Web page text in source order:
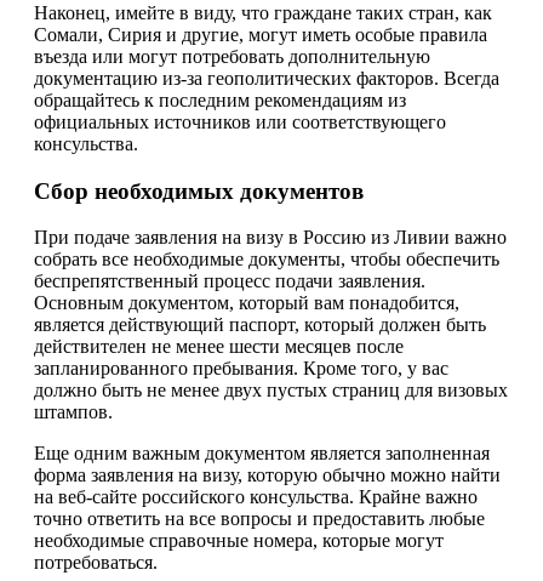
Наконец, имейте в виду, что граждане таких стран, как
Сомали, Сирия и другие, могут иметь особые правила
въезда или могут потребовать дополнительную
документацию из-за геополитических факторов. Всегда
обращайтесь к последним рекомендациям из
официальных источников или соответствующего
консульства.
Сбор необходимых документов
При подаче заявления на визу в Россию из Ливии важно
собрать все необходимые документы, чтобы обеспечить
беспрепятственный процесс подачи заявления.
Основным документом, который вам понадобится,
является действующий паспорт, который должен быть
действителен не менее шести месяцев после
запланированного пребывания. Кроме того, у вас
должно быть не менее двух пустых страниц для визовых
штампов.
Еще одним важным документом является заполненная
форма заявления на визу, которую обычно можно найти
на веб-сайте российского консульства. Крайне важно
точно ответить на все вопросы и предоставить любые
необходимые справочные номера, которые могут
потребоваться.